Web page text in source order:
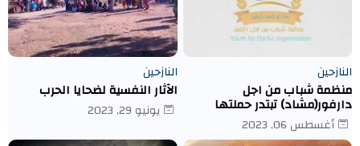
النازحين
منظمة شباب من اجل
دارفور(مشاد) تبتدر حملتها
الاولى لتوزع مساعدات ماديه
بمعسكر ادري- تشاد
أغسطس 06, 2023
النازحين
الآثار النفسية لضحايا الحرب
يونيو 29, 2023